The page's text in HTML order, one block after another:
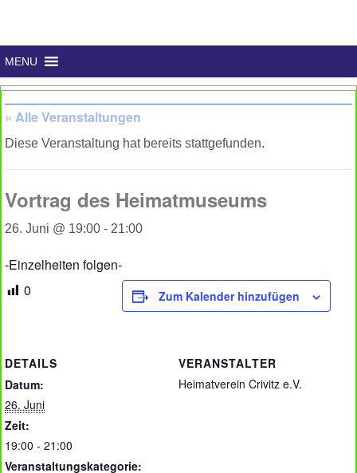
MENU
« Alle Veranstaltungen
Diese Veranstaltung hat bereits stattgefunden.
Vortrag des Heimatmuseums
26. Juni @ 19:00 - 21:00
-Einzelheiten folgen-
0
Zum Kalender hinzufügen
DETAILS
Datum:
26. Juni
Zeit:
19:00 - 21:00
Veranstaltungskategorie:
VERANSTALTER
Heimatverein Crivitz e.V.